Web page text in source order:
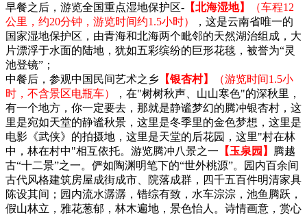
早餐之后，游览全国重点湿地保护区- 【北海湿地】
（车程12
公里，约20分钟，游览时间约1.5小时）
，这是云南省唯一的
国家湿地保护区，由青海和北海两个毗邻的天然湖治组成，大
片漂浮于水面的陆地，犹如五彩缤纷的巨形花毯，被誉为“灵
池登镜”；
中餐后，参观中国民间艺术之乡 【银杏村】
（游览时间1.5小
时，不含景区电瓶车）
，在"树树秋声、山山寒色"的深秋里，
有一个地方，你一定要去，那就是静谧梦幻的腾冲银杏村，这
里是宛如天堂的静谧秋景，这里是冬季里的金色梦想，这里是
电影《武侠》的拍摄地，这里是天堂的后花园，这里"村在林
中，林在村中"相互依托。游览腾冲八景之一 【玉泉园】 腾越
古“十二景”之一。俨如陶渊明笔下的“世外桃源”。园内百余间
古代风格建筑房屋成街成市、院落成群，四千五百件明清家具
陈设其间；园内流水潺潺，错综有致，水车淙淙，池鱼腾跃，
假山林立，雅花葱郁，林木遍地，景色怡人。诗情画意，赏心